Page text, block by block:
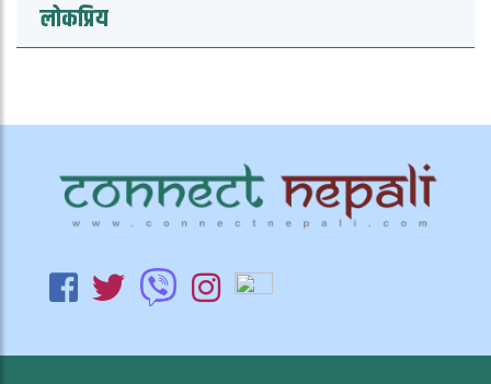
लोकप्रिय